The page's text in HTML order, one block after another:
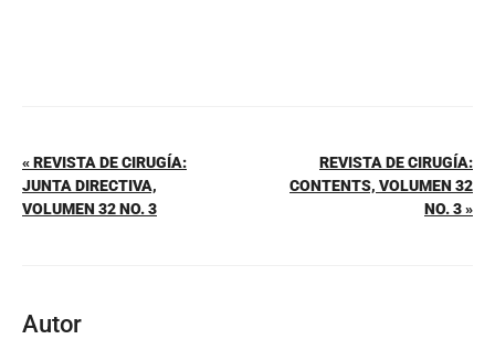
« REVISTA DE CIRUGÍA:
JUNTA DIRECTIVA,
VOLUMEN 32 NO. 3
REVISTA DE CIRUGÍA:
CONTENTS, VOLUMEN 32
NO. 3 »
Autor